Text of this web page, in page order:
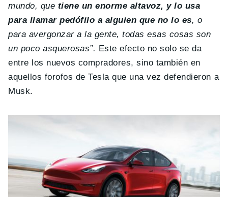
mundo, que tiene un enorme altavoz, y lo usa
para llamar pedófilo a alguien que no lo es, o
para avergonzar a la gente, todas esas cosas son
un poco asquerosas”. Este efecto no solo se da
entre los nuevos compradores, sino también en
aquellos forofos de Tesla que una vez defendieron a
Musk.